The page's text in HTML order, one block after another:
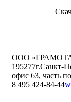
ООО
195277г.Санкт-
офис 63, часть
8 495 424-84-44